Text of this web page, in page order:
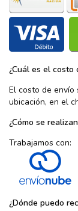
¿Cuál es el costo
El costo de
ubicación, en el
¿Cómo se
Trabajamos con:
¿Dónde puedo